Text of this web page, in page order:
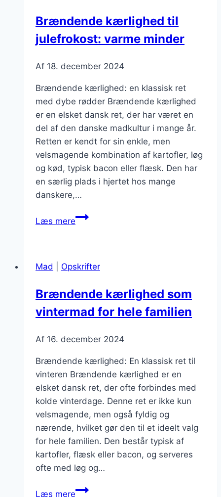
Brændende kærlighed til
julefrokost: varme minder
Af 18. december 2024
Brændende kærlighed: en klassisk ret
med dybe rødder Brændende kærlighed
er en elsket dansk ret, der har været en
del af den danske madkultur i mange år.
Retten er kendt for sin enkle, men
velsmagende kombination af kartofler, løg
og kød, typisk bacon eller flæsk. Den har
en særlig plads i hjertet hos mange
danskere,…
Læs mereBrændende
varme
Mad Opskrifter
Brændende kærlighed som
vintermad for hele familien
Af 16. december 2024
Brændende kærlighed: En klassisk ret til
vinteren Brændende kærlighed er en
elsket dansk ret, der ofte forbindes med
kolde vinterdage. Denne ret er ikke kun
velsmagende, men også fyldig og
nærende, hvilket gør den til et ideelt valg
for hele familien. Den består typisk af
kartofler, flæsk eller bacon, og serveres
ofte med løg og…
Læs mereBrændende